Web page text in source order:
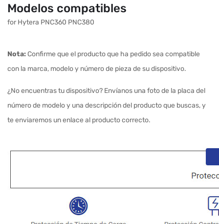
Modelos compatibles
for Hytera PNC360 PNC380
Nota:Confirme que el producto que ha pedido sea compatible
con la marca, modelo y número de pieza de su dispositivo.
¿No encuentras tu dispositivo? Envíanos una foto de la placa del
número de modelo y una descripción del producto que buscas, y
te enviaremos un enlace al producto correcto.